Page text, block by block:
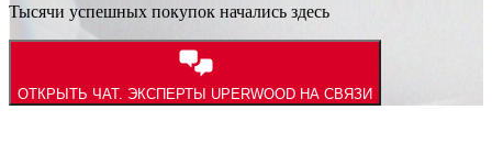
Тысячи успешных покупок начались здесь
ОТКРЫТЬ ЧАТ. ЭКСПЕРТЫ UPERWOOD НА СВЯЗИ